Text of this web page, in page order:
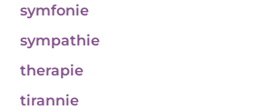
symfonie
sympathie
therapie
tirannie